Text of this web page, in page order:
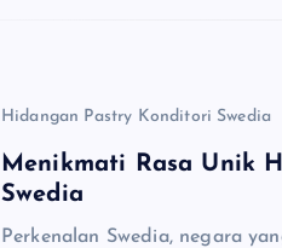
Hidangan Pastry Konditori Swedia
Menikmati Rasa Unik
Swedia
Perkenalan Swedia, negara